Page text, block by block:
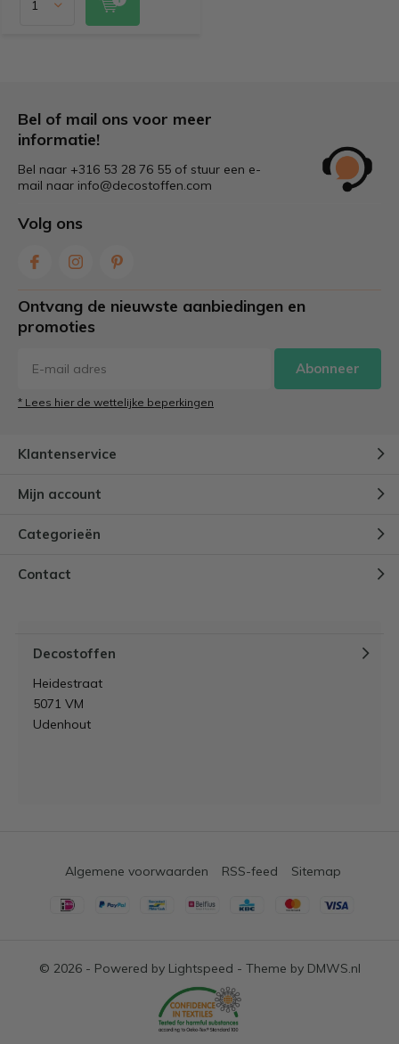
Bel of mail ons voor meer
informatie!
Bel naar +316 53 28 76 55 of stuur een e-
mail naar info@decostoffen.com
Volg ons
Ontvang de nieuwste aanbiedingen en
promoties
Abonneer
* Lees hier de wettelijke beperkingen
Klantenservice
Mijn account
Categorieën
Contact
Decostoffen
Heidestraat
5071 VM
Udenhout
© 2026 - Powered by Lightspeed - Theme by DMWS.nl
Algemene voorwaarden RSS-feed Sitemap